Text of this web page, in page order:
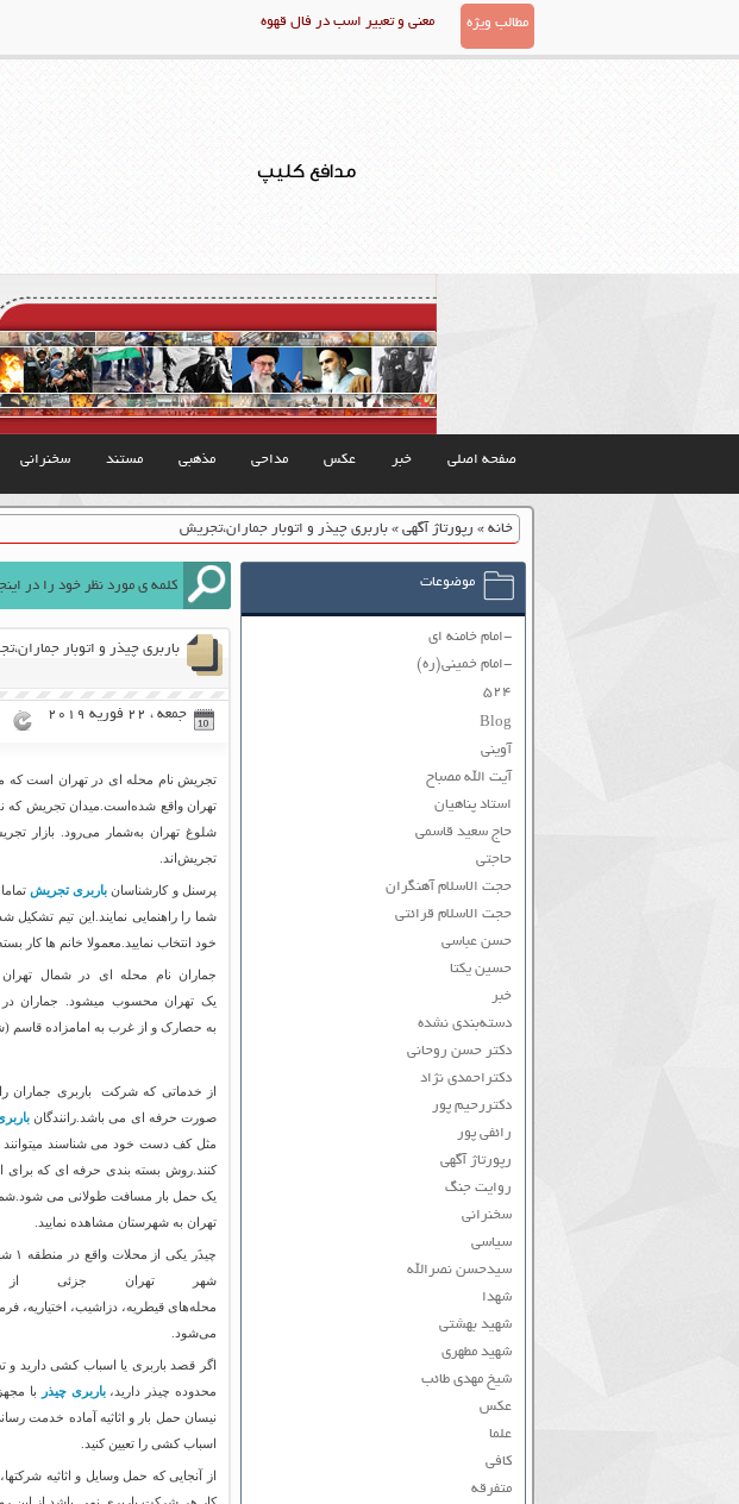
مطالب ویژه معنی و تعبیر اسب در فال قهوه
مدافع کلیپ
صفحه اصلی خبر عکس مداحی مذهبی مستند سخنرانی
خانه» رپورتاژ آگهی» باربری چیذر و اتوبار جماران،تجریش
باربری چیذر و اتوبار
جمعه ، 22 فوریه 2019
تهران واقع شده‌است.میدان تجریش که
شلوغ تهران به‌شمار می‌رود. بازار
تجریش‌اند.
پرسنل و کارشناسان باربری تجریش
شما را راهنمایی نمایند.این تیم تشکیل
خود انتخاب نمایید.معمولا خانم ها کار
جماران نام محله ای در شمال
یک تهران محسوب میشود. جماران
به حصارک و از غرب به امامزاده قاسم
از خدماتی که شرکت باربری جماران را
صورت حرفه ای می باشد.رانندگان
مثل کف دست خود می شناسند میتوانند
کنند.روش بسته بندی حرفه ای که برای
یک حمل بار مسافت طولانی می شود.شما
تهران به شهرستان مشاهده نمایید.
شهر تهران جزئی
محله‌های قیطریه، دزاشیب، اختیاریه،
می‌شود.
اگر قصد باربری یا اسباب کشی دارید و
محدوده چیذر دارید،باربری چیذر
با
نیسان حمل بار و اثاثیه آماده خدمت
اسباب کشی را تعیین کنید.
از آنجایی که حمل وسایل و اثاثیه
موضوعات
-امام خامنه ای
-امام خمینی(ره)
۵۲۴
Blog
آوینی
آیت الله مصباح
استاد پناهیان
حاج سعید قاسمی
حاجتی
حجت الاسلام آهنگران
حجت الاسلام قرائتی
حسن عباسی
حسین یکتا
خبر
دسته‌بندی نشده
دکتر حسن روحانی
دکتراحمدی نژاد
دکتررحیم پور
رائفی پور
رپورتاژ آگهی
روایت جنگ
سخنرانی
سیاسی
سیدحسن نصرالله
شهدا
شهید بهشتی
شهید مطهری
شیخ مهدی طائب
عکس
علما
کافی
متفرقه